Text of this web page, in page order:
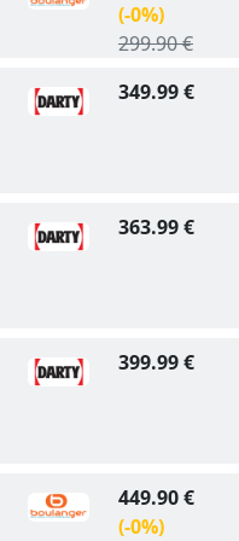
(-0%)
299.90 €
349.99 €
363.99 €
399.99 €
449.90 €
(-0%)